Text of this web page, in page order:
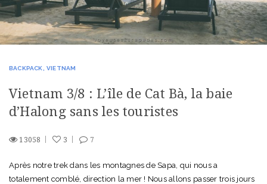
BACKPACK VIETNAM
Vietnam 3/8 : L’île de Cat Bà, la baie
d’Halong sans les touristes
13058 3 7
Après notre trek dans les montagnes de Sapa, qui nous a
totalement comblé, direction la mer ! Nous allons passer trois jours